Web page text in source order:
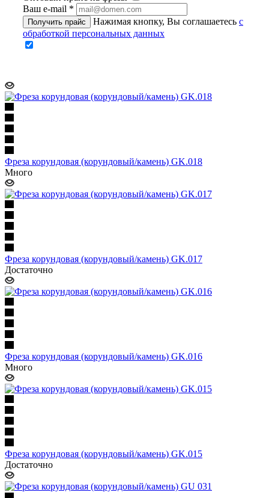
Ваш e-mail *
Получить прайс Нажимая кнопку, Вы соглашаетесь с
обработкой персональных данных
Фреза корундовая (корундовый/камень) GK.018
Много
Фреза корундовая (корундовый/камень) GK.017
Достаточно
Фреза корундовая (корундовый/камень) GK.016
Много
Фреза корундовая (корундовый/камень) GK.015
Достаточно